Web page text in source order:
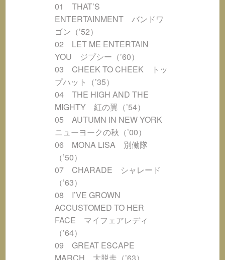
01 THAT’S
ENTERTAINMENT バンドワ
ゴン（’52）
02 LET ME ENTERTAIN
YOU ジプシー（’60）
03 CHEEK TO CHEEK トッ
プハット（’35）
04 THE HIGH AND THE
MIGHTY 紅の翼（’54）
05 AUTUMN IN NEW YORK
ニューヨークの秋（’00）
06 MONA LISA 別働隊
（’50）
07 CHARADE シャレード
（’63）
08 I’VE GROWN
ACCUSTOMED TO HER
FACE マイフェアレディ
（’64）
09 GREAT ESCAPE